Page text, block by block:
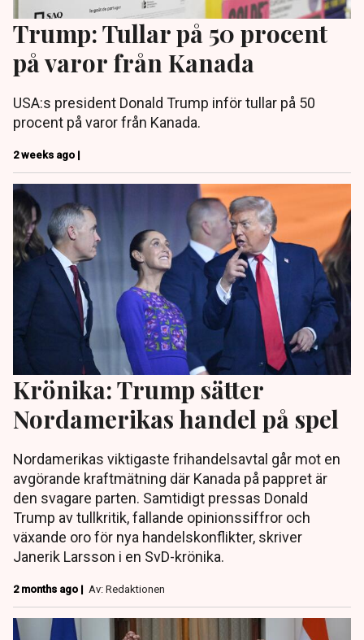
Trump: Tullar på 50 procent
på varor från Kanada
USA:s president Donald Trump inför tullar på 50
procent på varor från Kanada.
2 weeks ago |
Krönika: Trump sätter
Nordamerikas handel på spel
Nordamerikas viktigaste frihandelsavtal går mot en
avgörande kraftmätning där Kanada på pappret är
den svagare parten. Samtidigt pressas Donald
Trump av tullkritik, fallande opinionssiffror och
växande oro för nya handelskonflikter, skriver
Janerik Larsson i en SvD-krönika.
2 months ago | Av: Redaktionen